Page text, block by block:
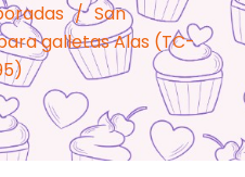
/ San
galletas Alas (TC-